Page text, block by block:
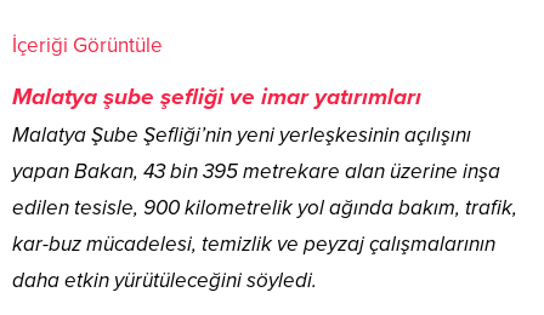
İçeriği Görüntüle
Malatya şube şefliği ve imar yatırımları
Malatya Şube Şefliği’nin yeni yerleşkesinin açılışını
yapan Bakan, 43 bin 395 metrekare alan üzerine inşa
edilen tesisle, 900 kilometrelik yol ağında bakım, trafik,
kar-buz mücadelesi, temizlik ve peyzaj çalışmalarının
daha etkin yürütüleceğini söyledi.